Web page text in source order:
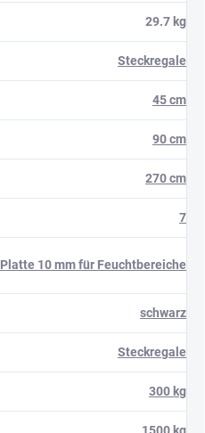
29.7 kg
Steckregale
45 cm
90 cm
270 cm
7
10 mm für Feuchtbereiche
schwarz
Steckregale
300 kg